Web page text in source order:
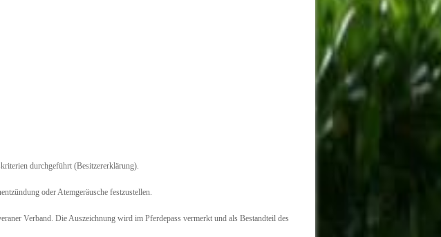
durchgeführt (Besitzererklärung).
oder Atemgeräusche festzustellen.
Verband. Die Auszeichnung wird im Pferdepass vermerkt und als Bestandteil des